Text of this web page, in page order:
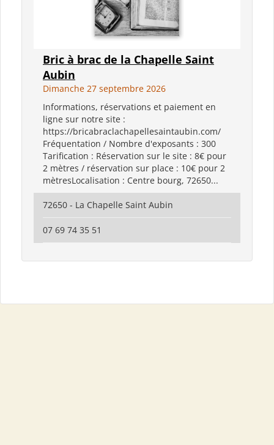
Bric à brac de la Chapelle Saint
Aubin
Dimanche 27 septembre 2026
Informations, réservations et paiement en
ligne sur notre site :
https://bricabraclachapellesaintaubin.com/
Fréquentation / Nombre d'exposants : 300
Tarification : Réservation sur le site : 8€ pour
2 mètres / réservation sur place : 10€ pour 2
mètresLocalisation : Centre bourg, 72650...
72650 - La Chapelle Saint Aubin
07 69 74 35 51